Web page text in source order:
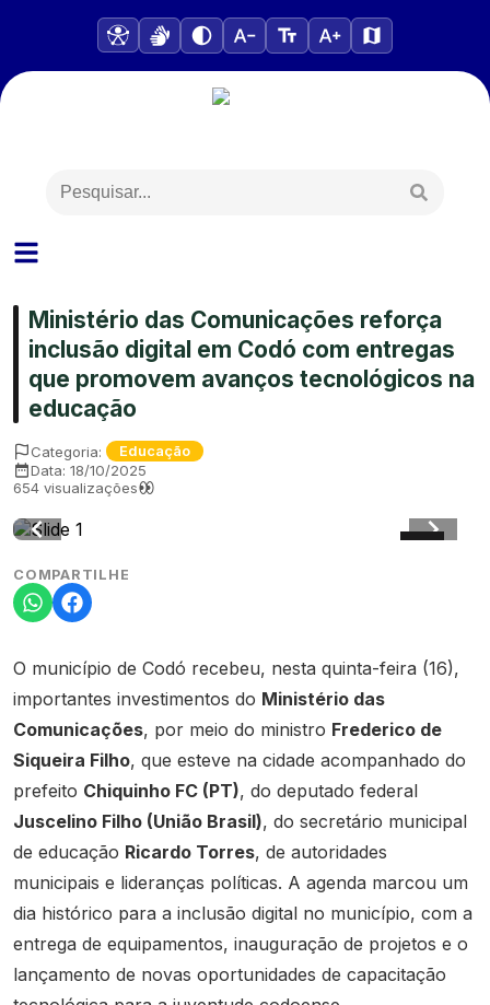
Ministério das Comunicações reforça
inclusão digital em Codó com entregas
que promovem avanços tecnológicos na
educação
Categoria: Educação
Data: 18/10/2025
654 visualizações
COMPARTILHE
O município de Codó recebeu, nesta quinta-feira (16),
importantes investimentos do Ministério das
Comunicações, por meio do ministro Frederico de
Siqueira Filho, que esteve na cidade acompanhado do
prefeito Chiquinho FC (PT), do deputado federal
Juscelino Filho (União Brasil), do secretário municipal
de educação Ricardo Torres, de autoridades
municipais e lideranças políticas. A agenda marcou um
dia histórico para a inclusão digital no município, com a
entrega de equipamentos, inauguração de projetos e o
lançamento de novas oportunidades de capacitação